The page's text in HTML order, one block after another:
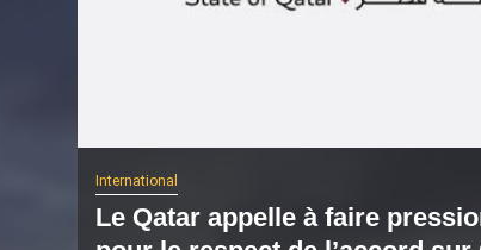
International
Le Qatar appelle à faire